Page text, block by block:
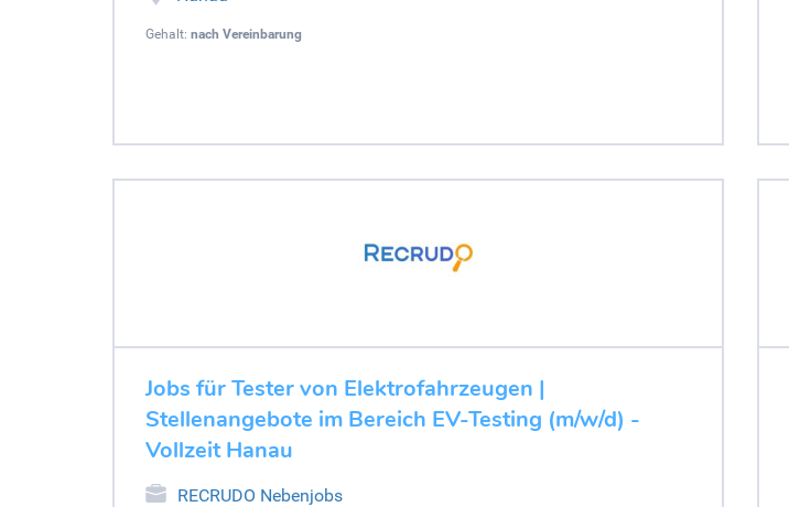
Gehalt: nach Vereinbarung
Jobs für Tester von Elektrofahrzeugen |
Stellenangebote im Bereich EV-Testing (m/w/d) -
Vollzeit Hanau
RECRUDO Nebenjobs